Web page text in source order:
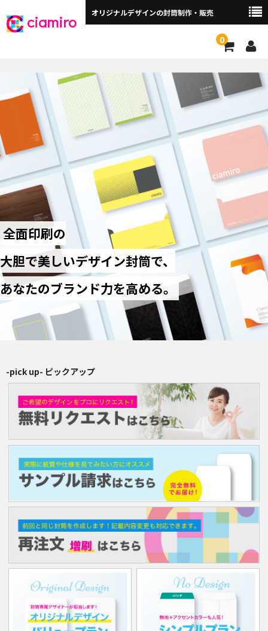
ciamiro オリジナルデザインの封筒制作・販売
0
封筒サイズから探す ▼
角2封筒（240×332mm）
角2窓付（240×332mm）
長3封筒（120×235mm）
長3窓付（120×235mm）
洋長3封筒 （235×120mm）
洋長3窓付（235×120mm）
角3（216×277mm）
長4（90×205mm）
洋2（162×114mm）
再注文（増刷）
料金表
ご利用ガイド
お問い合わせ
全面印刷の
大胆で美しいデザイン封筒で、
あなたのブランド力を高める。
-pick up- ピックアップ